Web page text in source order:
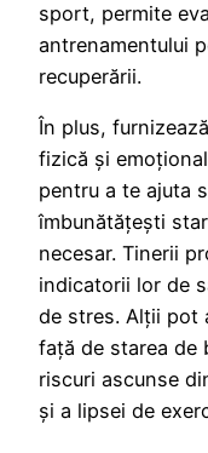
sport, permite
antrenamentului
recuperării.
În plus,
fizică și
pentru a te ajuta
îmbunătățești
necesar. Tinerii
indicatorii lor de
de stres. Alții pot
față de starea de
riscuri ascunse
și a lipsei de